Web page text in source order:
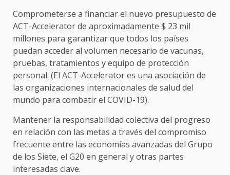
Comprometerse a financiar el nuevo presupuesto de
ACT-Accelerator de aproximadamente $ 23 mil
millones para garantizar que todos los países
puedan acceder al volumen necesario de vacunas,
pruebas, tratamientos y equipo de protección
personal. (El ACT-Accelerator es una asociación de
las organizaciones internacionales de salud del
mundo para combatir el COVID-19).
Mantener la responsabilidad colectiva del progreso
en relación con las metas a través del compromiso
frecuente entre las economías avanzadas del Grupo
de los Siete, el G20 en general y otras partes
interesadas clave.